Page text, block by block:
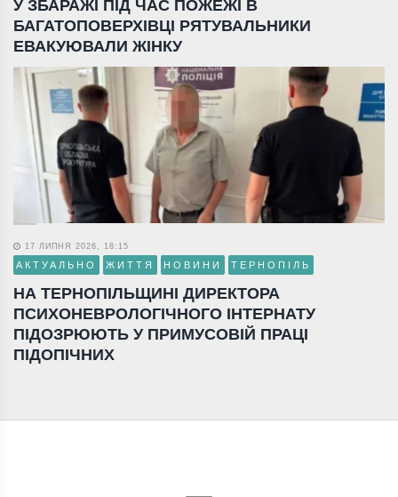
У ЗБАРАЖІ ПІД ЧАС ПОЖЕЖІ В
БАГАТОПОВЕРХІВЦІ РЯТУВАЛЬНИКИ
ЕВАКУЮВАЛИ ЖІНКУ
17 ЛИПНЯ 2026, 18:15
АКТУАЛЬНО ЖИТТЯ НОВИНИ ТЕРНОПІЛЬ
НА ТЕРНОПІЛЬЩИНІ ДИРЕКТОРА
ПСИХОНЕВРОЛОГІЧНОГО ІНТЕРНАТУ
ПІДОЗРЮЮТЬ У ПРИМУСОВІЙ ПРАЦІ
ПІДОПІЧНИХ